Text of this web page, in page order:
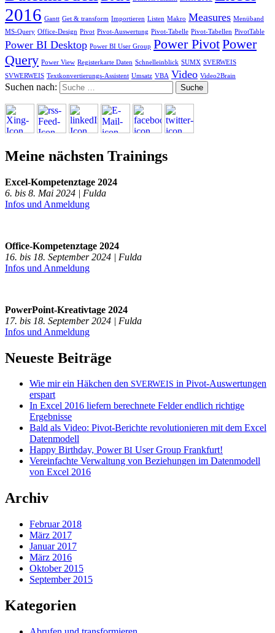
2016 Gantt Get & transform Importieren Listen Makro Measures Menüband
MS-Query Office-Design Pivot Pivot-Auswertung Pivot-Tabelle Pivot-Tabellen PivotTable
Power BI Desktop Power BI User Group Power PivotPower
Query Power View Registerkarte Daten Schnelleinblick SUMX SVERWEIS
SVWERWEIS Textkonvertierungs-Assistent Umsatz VBA Video Video2Brain
Suchen nach:
Meine nächsten Trainings
Excel-Kompetenztage 2024
6. bis 8. Mai 2024 | Fulda
Infos und Anmeldung
Office-Kompetenztage 2024
16. bis 18. September 2024 | Fulda
Infos und Anmeldung
PowerPoint-Kreativtage 2024
17. bis 18. September 2024 | Fulda
Infos und Anmeldung
Neueste Beiträge
Wie mir ein Häkchen den SVERWEIS in Pivot-Auswertungen
erspart
In Excel 2016 liefern berechnete Felder endlich richtige
Ergebnisse
Bald als Video: Pivot-Berichte revolutionieren mit dem Excel
Datenmodell
Happy Birthday, PowerBI User Group Frankfurt!
Vereinfachte Verwaltung von Beziehungen im Datenmodell
von Excel 2016
Archiv
Februar 2018
März 2017
Januar 2017
März 2016
Oktober 2015
September 2015
Kategorien